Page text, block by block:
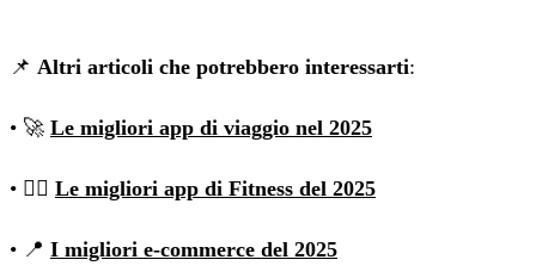
📌 Altri articoli che potrebbero interessarti:
• 🚀 Le migliori app di viaggio nel 2025
• 🏋🏽 Le migliori app di Fitness del 2025
• 📍 I migliori e-commerce del 2025